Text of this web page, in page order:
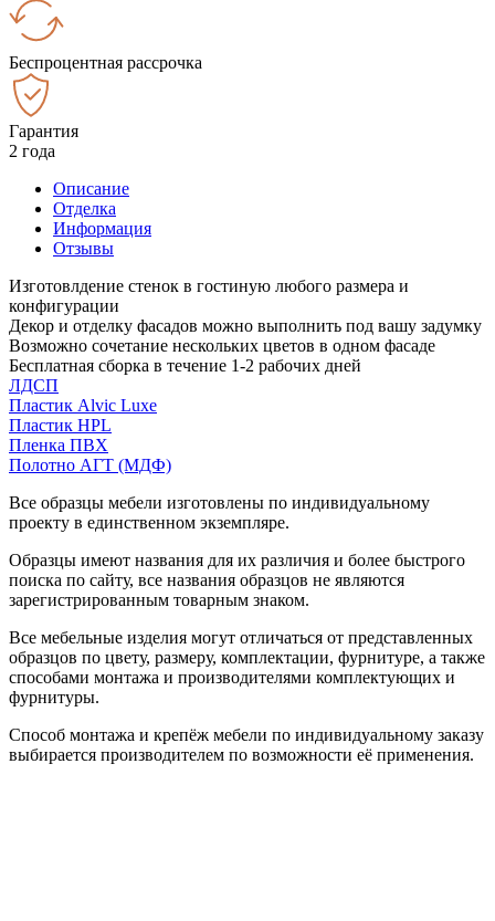
Беспроцентная рассрочка
Гарантия
2 года
Описание
Отделка
Информация
Отзывы
Изготовлдение стенок в гостиную любого размера и
конфигурации
Декор и отделку фасадов можно выполнить под вашу задумку
Возможно сочетание нескольких цветов в одном фасаде
Бесплатная сборка в течение 1-2 рабочих дней
ЛДСП
Пластик Alvic Luxe
Пластик HPL
Пленка ПВХ
Полотно АГТ (МДФ)
Все образцы мебели изготовлены по индивидуальному
проекту в единственном экземпляре.
Образцы имеют названия для их различия и более быстрого
поиска по сайту, все названия образцов не являются
зарегистрированным товарным знаком.
Все мебельные изделия могут отличаться от представленных
образцов по цвету, размеру, комплектации, фурнитуре, а также
способами монтажа и производителями комплектующих и
фурнитуры.
Способ монтажа и крепёж мебели по индивидуальному заказу
выбирается производителем по возможности её применения.